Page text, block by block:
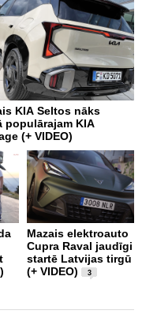
KIA Seltos nāks
populārajam KIA
(+ VIDEO)
Mazais elektroauto
Cupra Raval jaudīgi
startē Latvijas tirgū
(+ VIDEO)
3